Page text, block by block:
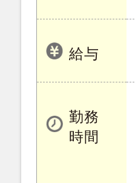
給与
勤務
時間